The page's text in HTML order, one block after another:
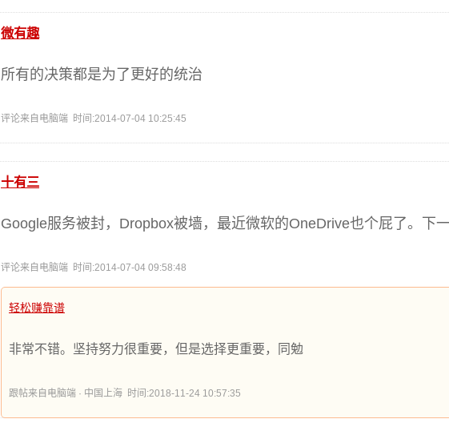
微有趣
所有的决策都是为了更好的统治
评论来自电脑端 时间:2014-07-04 10:25:45
十有三
Google服务被封，Dropbox被墙，最近微软的OneDrive也个屁了。下
评论来自电脑端 时间:2014-07-04 09:58:48
轻松赚靠谱
非常不错。坚持努力很重要，但是选择更重要，同勉
跟帖来自电脑端 · 中国上海 时间:2018-11-24 10:57:35